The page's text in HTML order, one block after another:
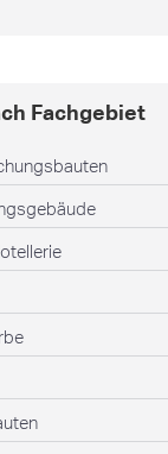
Fachgebiet